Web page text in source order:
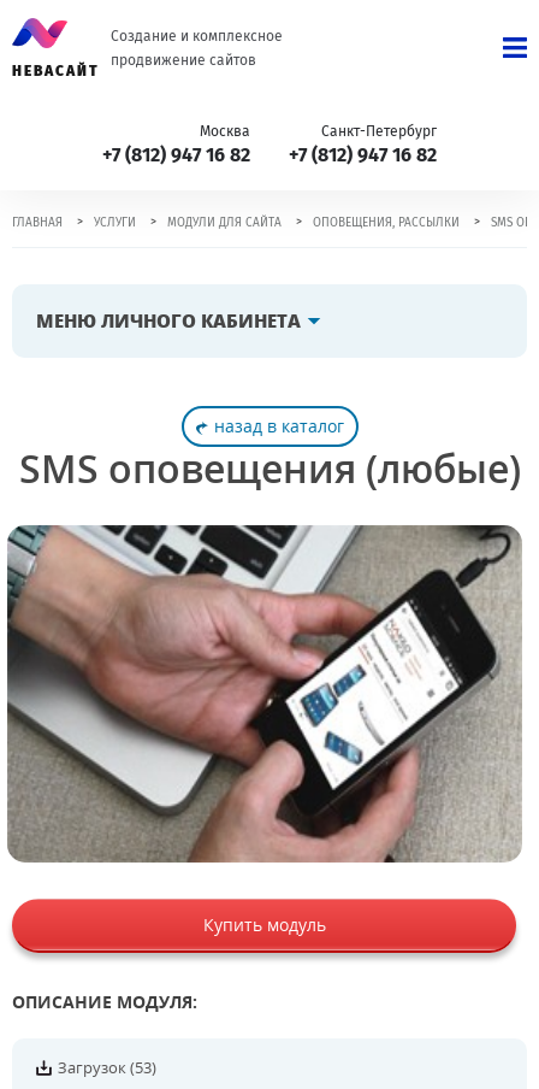
Создание и комплексное
продвижение сайтов
НЕВАСАЙТ
Москва
+7 (812) 947 16 82
Санкт-Петербург
+7 (812) 947 16 82
ГЛАВНАЯ > УСЛУГИ > МОДУЛИ ДЛЯ САЙТА > ОПОВЕЩЕНИЯ, РАССЫЛКИ > SMS
МЕНЮ ЛИЧНОГО КАБИНЕТА
SMS оповещения (любые)
назад в каталог
Купить модуль
ОПИСАНИЕ МОДУЛЯ:
Загрузок (53)